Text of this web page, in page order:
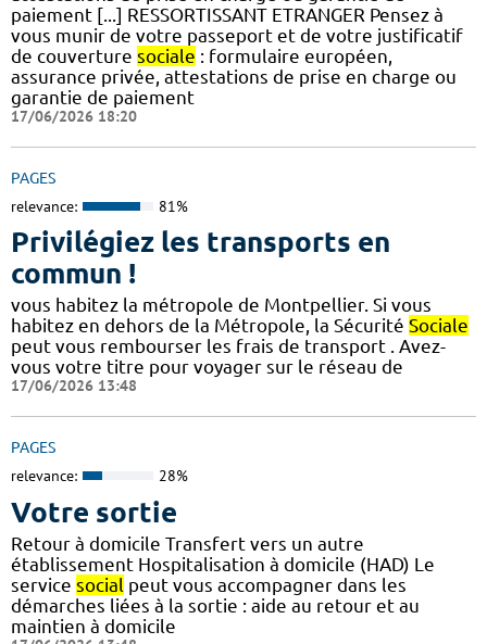
paiement [...] RESSORTISSANT ETRANGER Pensez à
vous munir de votre passeport et de votre justificatif
de couverture sociale : formulaire européen,
assurance privée, attestations de prise en charge ou
garantie de paiement
17/06/2026 18:20
PAGES
relevance: 81%
Privilégiez les transports en
commun !
vous habitez la métropole de Montpellier. Si vous
habitez en dehors de la Métropole, la Sécurité Sociale
peut vous rembourser les frais de transport . Avez-
vous votre titre pour voyager sur le réseau de
17/06/2026 13:48
PAGES
relevance: 28%
Votre sortie
Retour à domicile Transfert vers un autre
établissement Hospitalisation à domicile (HAD) Le
service social peut vous accompagner dans les
démarches liées à la sortie : aide au retour et au
maintien à domicile